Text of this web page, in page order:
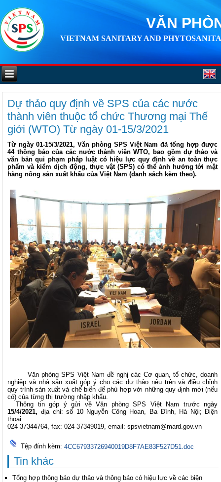
VĂN
VIETNAM SANITARY AND
Dự thảo quy định về SPS của các nước
thành viên thuộc tổ chức Thương mại Thế
giới (WTO) Từ ngày 01-15/3/2021
Từ ngày 01-15/3/2021, Văn phòng SPS Việt Nam đã tổng hợp được
44 thông báo của các nước thành viên WTO, bao gồm dự thảo và
văn bản qui phạm pháp luật có hiệu lực quy định về an toàn thực
phẩm và kiểm dịch động, thực vật (SPS) có thể ảnh hưởng tới mặt
hàng nông sản xuất khẩu của Việt Nam (danh sách kèm theo).
Văn phòng SPS Việt Nam đề nghị các Cơ quan, tổ chức, doanh
nghiệp và nhà sản xuất góp ý cho các dự thảo nêu trên và điều chỉnh
quy trình sản xuất và chế biến để phù hợp với những quy định mới (nếu
có) của từng thị trường nhập khẩu.
Thông tin góp ý gửi về Văn phòng SPS Việt Nam trước ngày
15/4/2021,địa chỉ: số 10 Nguyễn Công Hoan, Ba Đình, Hà Nội; Điện
thoại:
024 37344764, fax: 024 37349019, email:spsvietnam@mard.gov.vn
Tệp đính kèm: 4CC67933726940019D8F7AE83F527D51.doc
Tin khác
Tổng hợp thông báo dự thảo và thông báo có hiệu lực về các biện